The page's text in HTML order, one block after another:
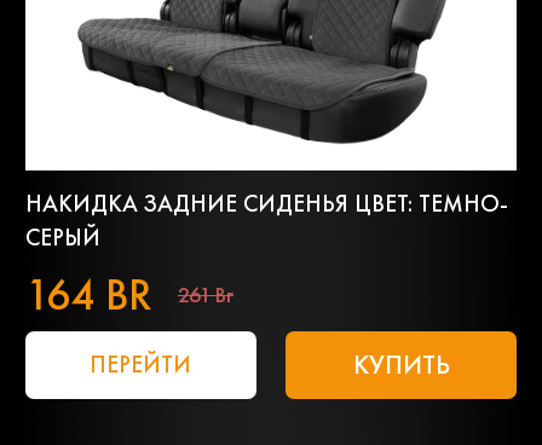
НАКИДКА ЗАДНИЕ СИДЕНЬЯ ЦВЕТ: ТЕМНО-
СЕРЫЙ
164 BR 261 Br
ПЕРЕЙТИ КУПИТЬ